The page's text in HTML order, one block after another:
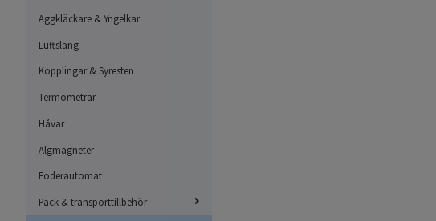
Äggkläckare & Yngelkar
Luftslang
Kopplingar & Syresten
Termometrar
Håvar
Algmagneter
Foderautomat
Pack & transporttillbehör